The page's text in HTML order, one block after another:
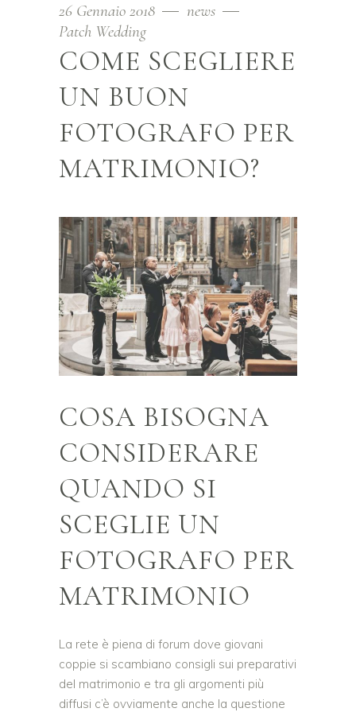
26 Gennaio 2018
news
Patch Wedding
COME SCEGLIERE
UN BUON
FOTOGRAFO PER
MATRIMONIO?
COSA BISOGNA
CONSIDERARE
QUANDO SI
SCEGLIE UN
FOTOGRAFO PER
MATRIMONIO
La rete è piena di forum dove giovani
coppie si scambiano consigli sui preparativi
del matrimonio e tra gli argomenti più
diffusi c’è ovviamente anche la questione